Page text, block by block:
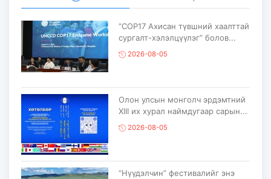
“COP17 Ахисан түвшний хаалттай
сургалт-хэлэлцүүлэг” болов...
2026-08-05
Олон улсын монголч эрдэмтний
XIII их хурал наймдугаар сарын...
2026-08-05
“Нүүдэлчин” фестивалийг энэ